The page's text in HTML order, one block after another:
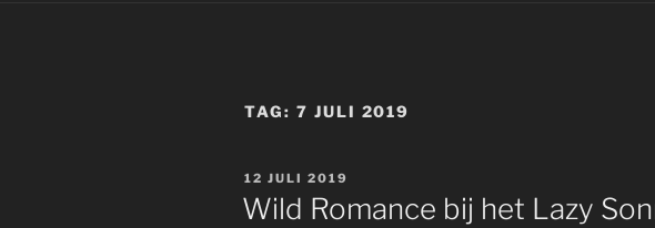
TAG: 7 JULI 2019
GEPLAATST
OP
12 JULI 2019
Wild Romance bij het Lazy